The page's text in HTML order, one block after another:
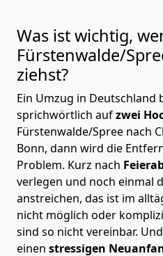
Was ist wichtig,
Fürstenwalde/
ziehst?
Ein Umzug in Deutschland
sprichwörtlich aufzwei
Fürstenwalde/Spree nach
Bonn, dann wird die
Problem. Kurz nach
verlegen und noch einmal
anstreichen, das ist im
nicht möglich oder
sind so nicht vereinbar.
einen stressigen